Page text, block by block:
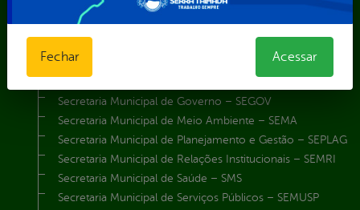
Secretaria Municipal de Agricultura e Recursos Hídricos –
SEMARH / Secretaria de Agricultura Familiar – SEMAF
Secretaria Municipal de Esporte e Lazer – SEMEL
Secretaria Municipal de Governo – SEGOV
Secretaria Municipal de Meio Ambiente – SEMA
Secretaria Municipal de Planejamento e Gestão – SEPLAG
Secretaria Municipal de Relações Institucionais – SEMRI
Secretaria Municipal de Saúde – SMS
Secretaria Municipal de Serviços Públicos – SEMUSP
Fechar Acessar